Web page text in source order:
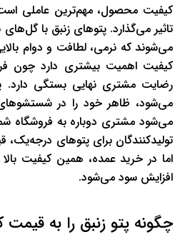
کیفیت محصول، مهم‌ترین عاملی
تاثیر می‌گذارد. پتوهای زنبق با
می‌شوند که نرمی، لطافت و دوام
کیفیت اهمیت بیشتری دارد
رضایت مشتری نهایی بستگی دارد.
می‌شود، ظاهر خود را در
می‌شود مشتری دوباره به فروشگاه
تولیدکنندگان برای پتوهای درجه‌یک،
اما در خرید عمده، همین کیفیت
افزایش سود می‌شود.
چگونه پتو زنبق را به قیمت